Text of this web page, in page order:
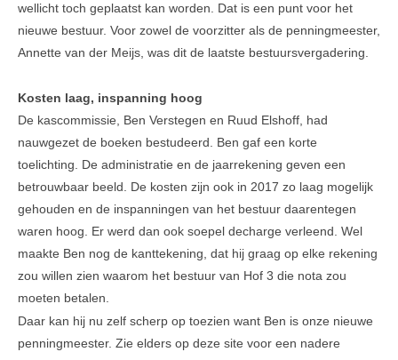
wellicht toch geplaatst kan worden. Dat is een punt voor het
nieuwe bestuur. Voor zowel de voorzitter als de penningmeester,
Annette van der Meijs, was dit de laatste bestuursvergadering.
Kosten laag, inspanning hoog
De kascommissie, Ben Verstegen en Ruud Elshoff, had
nauwgezet de boeken bestudeerd. Ben gaf een korte
toelichting. De administratie en de jaarrekening geven een
betrouwbaar beeld. De kosten zijn ook in 2017 zo laag mogelijk
gehouden en de inspanningen van het bestuur daarentegen
waren hoog. Er werd dan ook soepel decharge verleend. Wel
maakte Ben nog de kanttekening, dat hij graag op elke rekening
zou willen zien waarom het bestuur van Hof 3 die nota zou
moeten betalen.
Daar kan hij nu zelf scherp op toezien want Ben is onze nieuwe
penningmeester. Zie elders op deze site voor een nadere